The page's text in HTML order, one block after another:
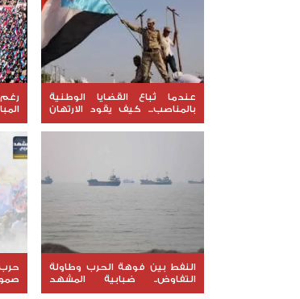
عندما تُباع القضايا الوطنية
بالمناصب... كيف يقود الارتهان
رغم
النفط بين فوهة الحرب وطاولة
التفاوض.. ضبابية المشهد
الأمريكي الإيراني تعيد إشعال